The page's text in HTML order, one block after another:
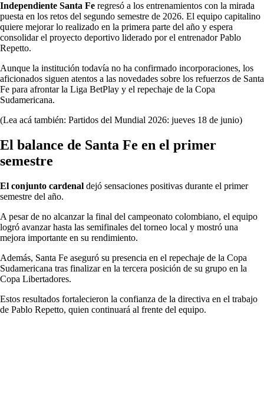
Independiente Santa Fe regresó a los entrenamientos con la mirada
puesta en los retos del segundo semestre de 2026. El equipo capitalino
quiere mejorar lo realizado en la primera parte del año y espera
consolidar el proyecto deportivo liderado por el entrenador Pablo
Repetto.
Aunque la institución todavía no ha confirmado incorporaciones, los
aficionados siguen atentos a las novedades sobre los refuerzos de Santa
Fe para afrontar la Liga BetPlay y el repechaje de la Copa
Sudamericana.
(Lea acá también: Partidos del Mundial 2026: jueves 18 de junio)
El balance de Santa Fe en el primer
semestre
El conjunto cardenal dejó sensaciones positivas durante el primer
semestre del año.
A pesar de no alcanzar la final del campeonato colombiano, el equipo
logró avanzar hasta las semifinales del torneo local y mostró una
mejora importante en su rendimiento.
Además, Santa Fe aseguró su presencia en el repechaje de la Copa
Sudamericana tras finalizar en la tercera posición de su grupo en la
Copa Libertadores.
Estos resultados fortalecieron la confianza de la directiva en el trabajo
de Pablo Repetto, quien continuará al frente del equipo.